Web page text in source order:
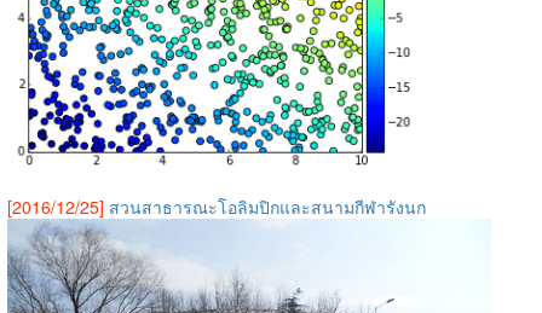
[2016/12/25] สวนสาธารณะโอลิมปิกและสนามกีฬารังนก